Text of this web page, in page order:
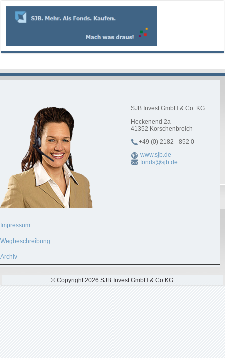
SJB Invest GmbH & Co. KG
Heckenend 2a
41352 Korschenbroich
+49 (0) 2182 - 852 0
www.sjb.de
fonds@sjb.de
Impressum
Wegbeschreibung
Archiv
© Copyright 2026 SJB Invest GmbH & Co KG.